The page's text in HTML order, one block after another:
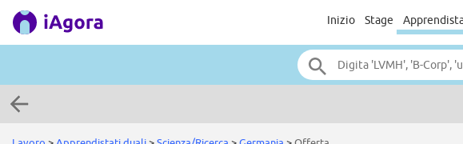
Inizio Stage